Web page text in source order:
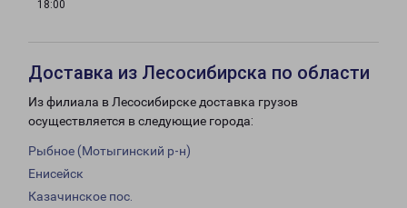
18:00
Доставка из Лесосибирска по области
Из филиала в Лесосибирске доставка грузов
осуществляется в следующие города:
Рыбное (Мотыгинский р-н)
Енисейск
Казачинское пос.